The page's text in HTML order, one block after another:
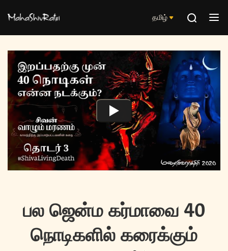
தமிழ்
பல ஜென்ம கர்மாவை 40
நொடிகளில் கரைக்கும்